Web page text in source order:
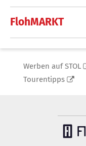
FlohMARKT
Werben auf STOL
Tourentipps